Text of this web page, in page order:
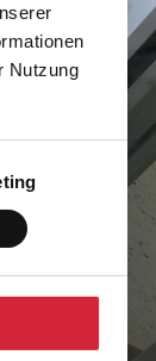
Nutzung